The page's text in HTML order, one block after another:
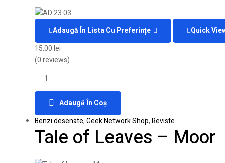
Adaugă În Lista Cu Preferințe
Quick
15,00lei
(0 reviews)
Adaugă În Coș
Benzi desenate,Geek Network Shop,Reviste
Tale of Leaves – Moor